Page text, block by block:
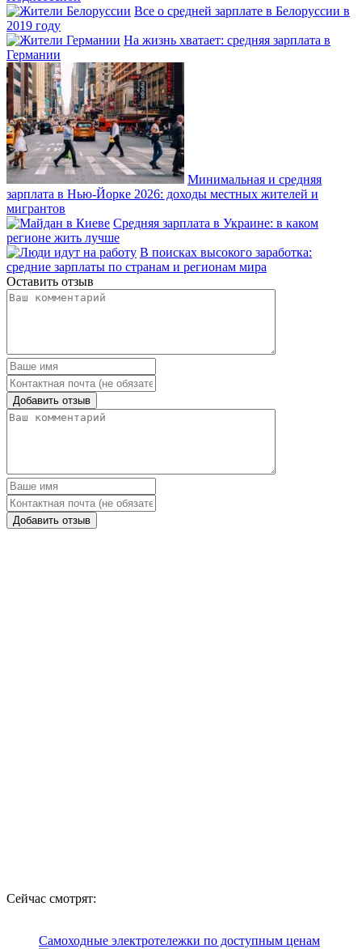
Все о средней зарплате в Белоруссии в
2019 году
На жизнь хватает: средняя зарплата в
Германии
Минимальная и средняя
зарплата в Нью-Йорке 2026: доходы местных жителей и
мигрантов
Средняя зарплата в Украине: в каком
регионе жить лучше
В поисках высокого заработка:
средние зарплаты по странам и регионам мира
Оставить отзыв
Сейчас смотрят:
Самоходные электротележки по доступным ценам